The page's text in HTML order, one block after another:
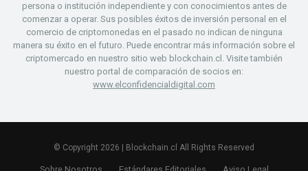
persona o institución independiente y con conocimientos antes de
comenzar a operar. Sus posibles éxitos de inversión personal en el
comercio de criptomonedas en el pasado no indican de ninguna
manera su éxito en el futuro. Puede encontrar más información sobre el
criptomercado en nuestro sitio web blockchain.cl. Visite también
nuestro portal de comparación de socios en:
www.elconfidencialdigital.com
© Copyright 2026 | Blockchain.cl All Rights Reserved